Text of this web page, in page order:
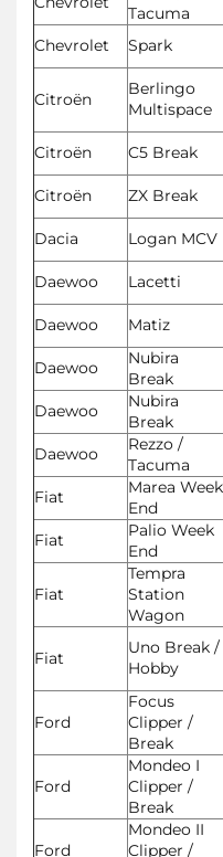
Tacuma
Chevrolet
Spark
Citroën
Berlingo
Multispace
Citroën
C5 Break
Citroën
ZX Break
Dacia
Logan MCV
Daewoo
Lacetti
Daewoo
Matiz
Daewoo
Nubira
Break
Daewoo
Nubira
Break
Daewoo
Rezzo /
Tacuma
Fiat
Marea Week
End
Fiat
Palio Week
End
Fiat
Tempra
Station
Wagon
Fiat
Uno Break /
Hobby
Ford
Focus
Clipper /
Break
Ford
Mondeo I
Clipper /
Break
Ford
Mondeo II
Clipper /